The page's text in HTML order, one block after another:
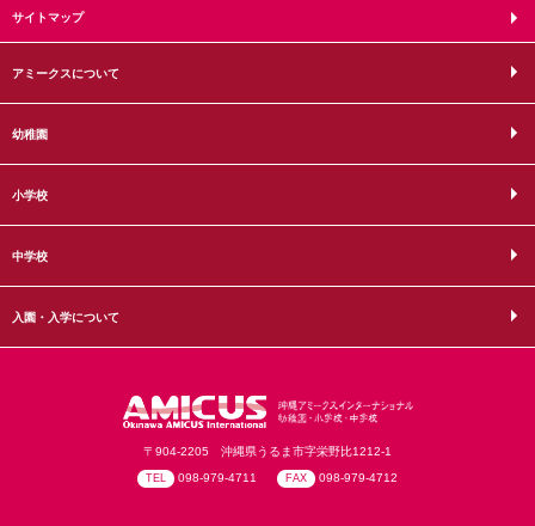
サイトマップ
アミークスについて
幼稚園
小学校
中学校
入園・入学について
〒904-2205 沖縄県うるま市字栄野比1212-1
TEL 098-979-4711 FAX 098-979-4712